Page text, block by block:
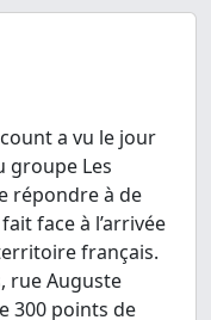
a vu le jour
groupe Les
répondre à de
face à l’arrivée
français.
rue Auguste
300 points de